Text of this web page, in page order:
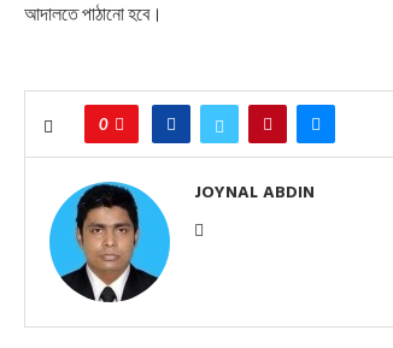
আদালতে পাঠানো হবে।
0
JOYNAL ABDIN